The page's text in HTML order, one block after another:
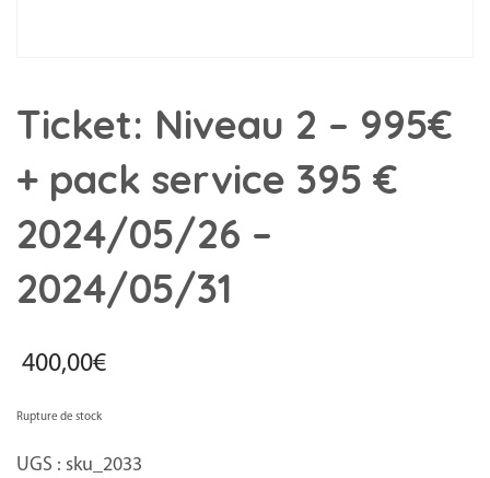
Ticket: Niveau 2 – 995€
+ pack service 395 €
2024/05/26 –
2024/05/31
400,00€
Rupture de stock
UGS : sku_2033